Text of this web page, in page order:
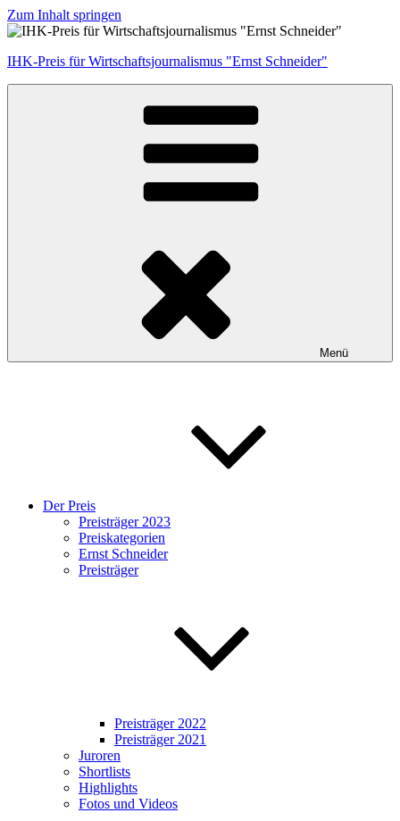
Zum Inhalt springen
IHK-Preis für Wirtschaftsjournalismus "Ernst Schneider"
Menü
Der Preis
Preisträger 2023
Preiskategorien
Ernst Schneider
Preisträger
Preisträger 2022
Preisträger 2021
Juroren
Shortlists
Highlights
Fotos und Videos